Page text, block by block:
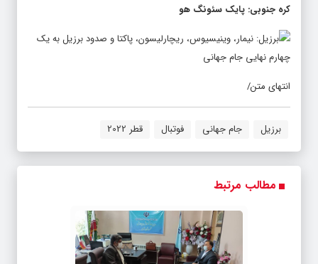
انتهای متن/
برزیل جام جهانی فوتبال قطر 2022
مطالب مرتبط